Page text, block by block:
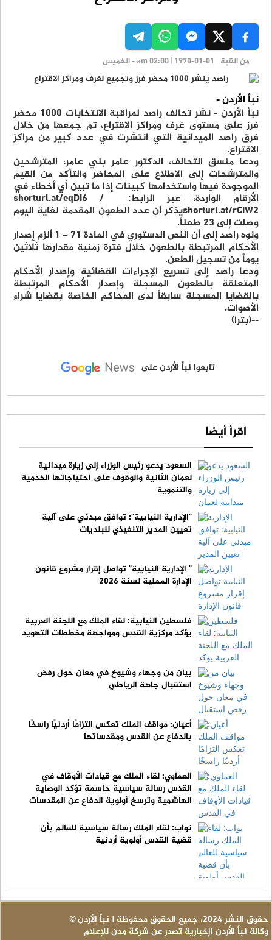
من القبة am 02:00 | 1970-01-01 - الخميس
نبأ الأردن -
نبأ الأردن - نشر تحالف راصد لمراقبة الانتخابات 1000 محضر
فرز على مستوى غرف ومراكز الاقتراع، تم جمعها من خلال
فرق راصد الميدانية التي انتشرت في عدد كبير من مراكز
الاقتراع.
ودعا منسق التحالف، الدكتور عامر بني عامر، المترشحين
والمترشحات إلى الاطلاع على المحاضر والتأكد من القيم
الموجودة فيها واستخدامها كبينات إذا ما تبين أي أخطاء في
الأرقام الواردة، عبر الرابط: ‏ shorturl.at/eqDI6 /
shorturl.at/rCIW2يذكر أن عدد الطعون المقدمة لغاية اليوم
وصلت إلى 23 طعناً.
ونوه راصد إلى أن النص الدستوري في المادة 71 – 1 ألزم إصدار
الأحكام المرتبطة بالطعون خلال فترة زمنية مقدارها ثلاثين
يوماً من تسجيل الطعن.
ودعا راصد إلى تسريع الإجراءات القضائية وإصدار الأحكام
المتعلقة بالطعون المسجلة وإصدار الأحكام المرتبطة
بالقضايا المسجلة سابقاً لدى المحاكم الخاصة بقضايا شراء
الأصوات.
--(بترا)
تابعوا نبأ الأردن على
اقرأ أيضا
السعود يدعو رئيس الوزراء إلى زيارة ميدانية
لعمان الثانية والوقوف على احتياجاتها الخدمية
والتنموية
"الإدارية النيابية": توافق مبدئي على آلية
تعيين المدير التنفيذي للبلديات
" الإدارية النيابية" تواصل إقرار مشروع قانون
الإدارة المحلية لسنة 2026
فلسطين النيابية: لقاء الملك مع اللجنة العربية
يؤكد مركزية القدس ومواجهة مخططات التهويد
بيان من وجهاء وشيوخ في معان حول رفض
استقبال جاهة الرياطي
أعيان: مواقف الملك تعكس التزامًا أردنيًا راسخًا
بالدفاع عن القدس ومقدساتها
العماوي: لقاء الملك مع قيادات الأوقاف في
القدس رسالة سياسية حاسمة تؤكد الوصاية
الهاشمية وترسخ أولوية الدفاع عن المقدسات
نواب: لقاء الملك رسالة سياسية للعالم بأن
قضية القدس أولوية أردنية
© حقوق النشر 2024، جميع الحقوق محفوظة | نبأ الأردن
وكالة نبأ الأردن اإخبارية تصدر عن شركة مدن للإعلام